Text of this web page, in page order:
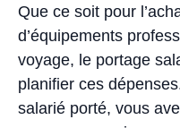
Que ce soit pour
d’équipements
voyage, le portage
planifier ces
salarié porté, vous